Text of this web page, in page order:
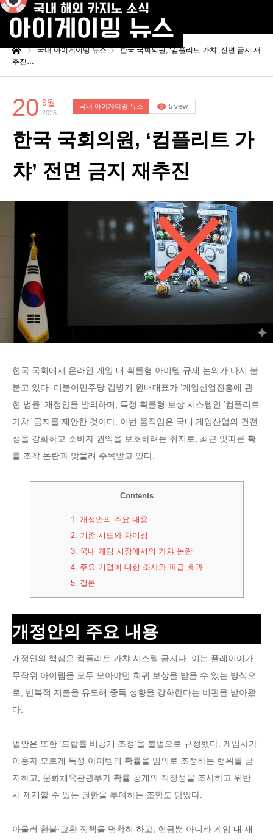
국내 아이게이밍 뉴스
한국 국회의원, ‘컴플리트 가챠’ 전면 금지 재
추진…
20 9월
2025
국내 아이게이밍 뉴스 5 view
한국 국회의원, ‘컴플리트 가
챠’ 전면 금지 재추진
한국 국회에서 온라인 게임 내 확률형 아이템 규제 논의가 다시 불
붙고 있다. 더불어민주당 김병기 원내대표가 ‘게임산업진흥에 관
한 법률’ 개정안을 발의하며, 특정 확률형 보상 시스템인 ‘컴플리트
가챠’ 금지를 제안한 것이다. 이번 움직임은 국내 게임산업의 건전
성을 강화하고 소비자 권익을 보호하려는 취지로, 최근 잇따른 확
률 조작 논란과 맞물려 주목받고 있다.
Contents
1. 개정안의 주요 내용
2. 기존 시도와 차이점
3. 국내 게임 시장에서의 가챠 논란
4. 주요 기업에 대한 조사와 파급 효과
5. 결론
개정안의 주요 내용
개정안의 핵심은 컴플리트 가챠 시스템 금지다. 이는 플레이어가
무작위 아이템을 모두 모아야만 희귀 보상을 받을 수 있는 방식으
로, 반복적 지출을 유도해 중독 성향을 강화한다는 비판을 받아왔
다.
법안은 또한 ‘드랍률 비공개 조정’을 불법으로 규정했다. 게임사가
이용자 모르게 특정 아이템의 확률을 임의로 조정하는 행위를 금
지하고, 문화체육관광부가 확률 공개의 적정성을 조사하고 위반
시 제재할 수 있는 권한을 부여하는 조항도 담았다.
아울러 환불·교환 정책을 명확히 하고, 현금뿐 아니라 게임 내 재